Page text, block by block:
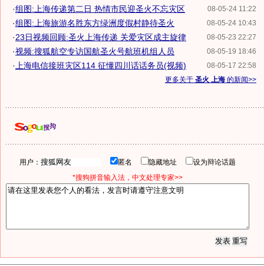
08-05-24 11:22
·组图:上海传递第二日 热情市民迎圣火不忘灾区
08-05-24 10:43
·组图:上海旅游名胜东方绿洲度假村静待圣火
08-05-23 22:27
·23日视频回顾:圣火上海传递 关爱灾区成主旋律
08-05-19 18:46
·视频:搜狐航空专访国航圣火号航班机组人员
08-05-17 22:58
· 上海电信接班灾区114 征懂四川话话务员(视频)
更多关于 圣火 上海 的新闻>>
用户： 匿名 隐藏地址
设为辩论话题
*搜狗拼音输入法，中文处理专家>>